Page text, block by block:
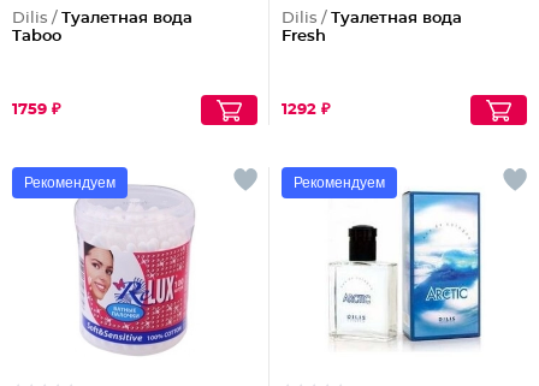
Dilis / Туалетная вода
Taboo
1759 ₽
Dilis / Туалетная вода
Fresh
1292 ₽
Рекомендуем Рекомендуем